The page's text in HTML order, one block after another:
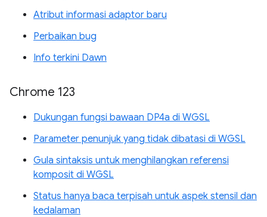
Atribut informasi adaptor baru
Perbaikan bug
Info terkini Dawn
Chrome 123
Dukungan fungsi bawaan DP4a di WGSL
Parameter penunjuk yang tidak dibatasi di WGSL
Gula sintaksis untuk menghilangkan referensi
komposit di WGSL
Status hanya baca terpisah untuk aspek stensil dan
kedalaman